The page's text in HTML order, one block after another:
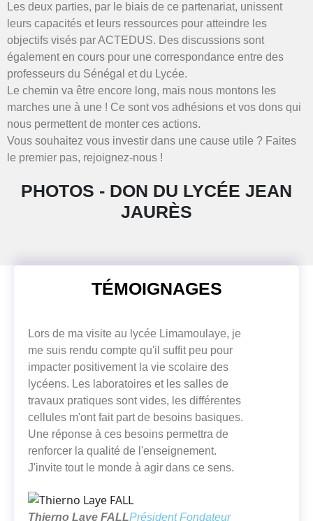
Les deux parties, par le biais de ce partenariat, unissent
leurs capacités et leurs ressources pour atteindre les
objectifs visés par ACTEDUS. Des discussions sont
également en cours pour une correspondance entre des
professeurs du Sénégal et du Lycée.
Le chemin va être encore long, mais nous montons les
marches une à une ! Ce sont vos adhésions et vos dons qui
nous permettent de monter ces actions.
Vous souhaitez vous investir dans une cause utile ? Faites
le premier pas, rejoignez-nous !
PHOTOS - DON DU LYCÉE JEAN
JAURÈS
TÉMOIGNAGES
Lors de ma visite au lycée Limamoulaye, je
me suis rendu compte qu'il suffit peu pour
impacter positivement la vie scolaire des
lycéens. Les laboratoires et les salles de
travaux pratiques sont vides, les différentes
cellules m'ont fait part de besoins basiques.
Une réponse à ces besoins permettra de
renforcer la qualité de l'enseignement.
J'invite tout le monde à agir dans ce sens.
Thierno Laye FALLPrésident Fondateur